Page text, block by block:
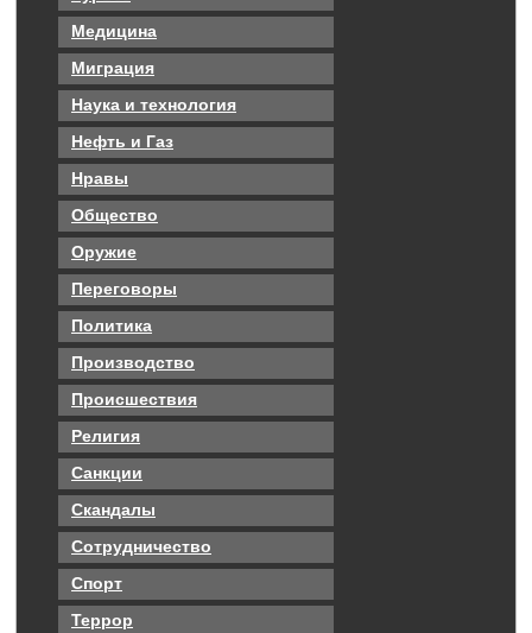
Медицина
Миграция
Наука и технология
Нефть и Газ
Нравы
Общество
Оружие
Переговоры
Политика
Производство
Происшествия
Религия
Санкции
Скандалы
Сотрудничество
Спорт
Террор